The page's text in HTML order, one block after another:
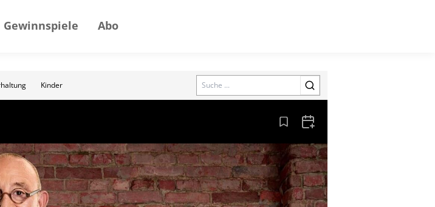
Gewinnspiele Abo
Kinder Search
Aus den Lesezeichen entfernen
Zum Kalender hinzufügen